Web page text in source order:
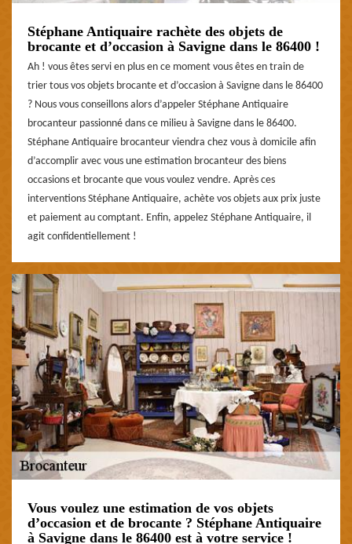
Stéphane Antiquaire rachète des objets de
brocante et d’occasion à Savigne dans le 86400 !
Ah ! vous êtes servi en plus en ce moment vous êtes en train de
trier tous vos objets brocante et d’occasion à Savigne dans le 86400
? Nous vous conseillons alors d’appeler Stéphane Antiquaire
brocanteur passionné dans ce milieu à Savigne dans le 86400.
Stéphane Antiquaire brocanteur viendra chez vous à domicile afin
d’accomplir avec vous une estimation brocanteur des biens
occasions et brocante que vous voulez vendre. Après ces
interventions Stéphane Antiquaire, achète vos objets aux prix juste
et paiement au comptant. Enfin, appelez Stéphane Antiquaire, il
agit confidentiellement !
Vous voulez une estimation de vos objets
d’occasion et de brocante ? Stéphane Antiquaire
à Savigne dans le 86400 est à votre service !